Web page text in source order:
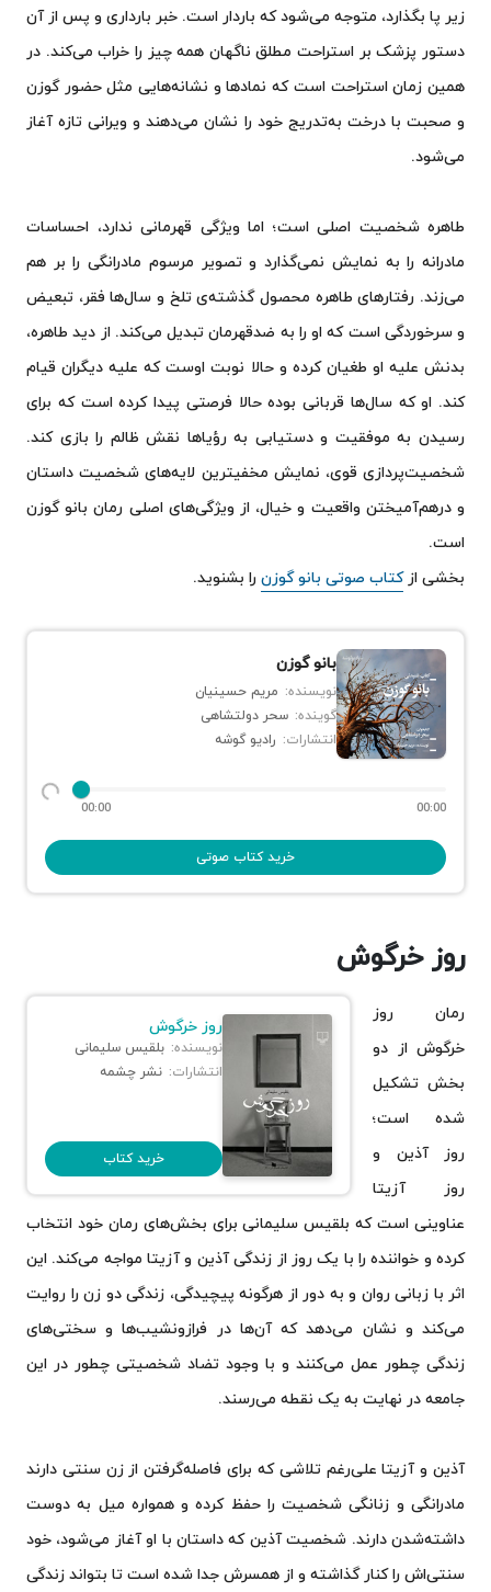
زیر پا بگذارد، متوجه می‌شود که باردار است. خبر بارداری و پس از آن
دستور پزشک بر استراحت مطلق ناگهان همه چیز را خراب می‌کند. در
همین زمان استراحت است که نمادها و نشانه‌هایی مثل حضور گوزن
و صحبت با درخت به‌تدریج خود را نشان می‌دهند و ویرانی تازه آغاز
می‌شود.
طاهره شخصیت اصلی است؛ اما ویژگی قهرمانی ندارد، احساسات
مادرانه را به نمایش نمی‌گذارد و تصویر مرسوم مادرانگی را بر هم
می‌زند. رفتارهای طاهره محصول گذشته‌ی تلخ و سال‌ها فقر، تبعیض
و سرخوردگی است که او را به ضدقهرمان تبدیل می‌کند. از دید طاهره،
بدنش علیه او طغیان کرده و حالا نوبت اوست که علیه دیگران قیام
کند. او که سال‌ها قربانی بوده حالا فرصتی پیدا کرده است که برای
رسیدن به موفقیت و دستیابی به رؤیاها نقش ظالم را بازی کند.
شخصیت‌پردازی قوی، نمایش مخفی‎ترین لایه‌‏های شخصیت داستان
و درهم‌آمیختن واقعیت و خیال، از ویژگی‌های اصلی رمان بانو گوزن
است.
بخشی ازکتاب صوتی بانو گوزن را بشنوید.
بانو گوزن
نویسنده: مریم حسینیان
گوینده: سحر دولتشاهی
انتشارات: رادیو گوشه
00:00 00:00
خرید کتاب صوتی
روز خرگوش
روز خرگوش
نویسنده: بلقیس سلیمانی
انتشارات: نشر چشمه
خرید کتاب
رمان روز
خرگوش از دو
بخش تشکیل
شده است؛
روز آذین و
روز آزیتا
عناوینی است که بلقیس سلیمانی برای بخش‌های رمان خود انتخاب
کرده و خواننده را با یک روز از زندگی آذین و آزیتا مواجه می‌کند. این
اثر با زبانی روان و به دور از هرگونه پیچیدگی، زندگی دو زن را روایت
می‌کند و نشان می‌دهد که آن‌ها در فرازونشیب‌ها و سختی‌های
زندگی چطور عمل می‌کنند و با وجود تضاد شخصیتی چطور در این
جامعه در نهایت به یک نقطه می‌رسند.
آذین و آزیتا علی‌رغم تلاشی که برای فاصله‌گرفتن از زن سنتی دارند
مادرانگی و زنانگی شخصیت را حفظ کرده و همواره میل به دوست
داشته‌شدن دارند. شخصیت آذین که داستان با او آغاز می‌شود، خود
سنتی‌اش را کنار گذاشته و از همسرش جدا شده است تا بتواند زندگی